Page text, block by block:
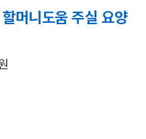
머니도움 주실 요양